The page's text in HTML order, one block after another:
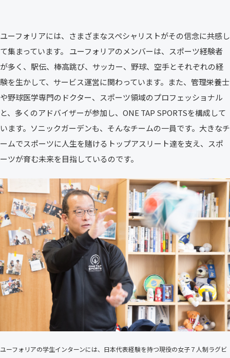
ユーフォリアには、さまざまなスペシャリストがその信念に共感し
て集まっています。 ユーフォリアのメンバーは、スポーツ経験者
が多く、駅伝、棒高跳び、サッカー、野球、空手とそれぞれの経
験を生かして、サービス運営に関わっています。また、管理栄養士
や野球医学専門のドクター、スポーツ領域のプロフェッショナル
と、多くのアドバイザーが参加し、ONE TAP SPORTSを構成して
います。ソニックガーデンも、そんなチームの一員です。大きなチ
ームでスポーツに人生を賭けるトップアスリート達を支え、スポ
ーツが育む未来を目指しているのです。
ユーフォリアの学生インターンには、日本代表経験を持つ現役の女子７人制ラグビ